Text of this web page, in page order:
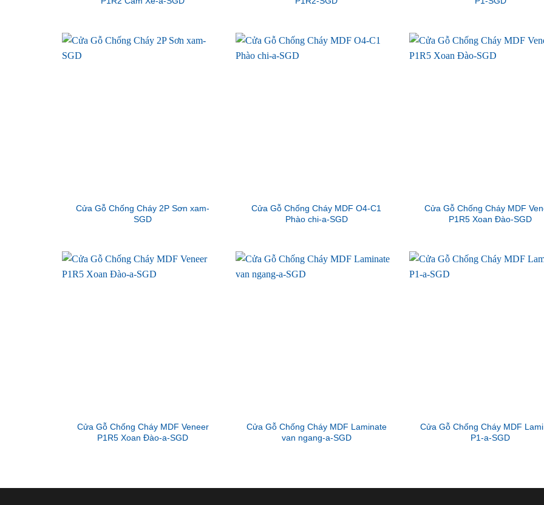
Cửa Gỗ Chống Cháy 2P Sơn xam-
SGD
Cửa Gỗ Chống Cháy MDF O4-C1
Phào chi-a-SGD
Cửa Gỗ Chống Cháy MDF
P1R5 Xoan Đào-SGD
Cửa Gỗ Chống Cháy MDF Veneer
P1R5 Xoan Đào-a-SGD
Cửa Gỗ Chống Cháy MDF Laminate
van ngang-a-SGD
Cửa Gỗ Chống Cháy MDF
P1-a-SGD